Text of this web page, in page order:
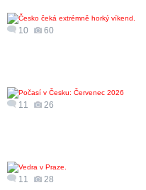
10 60
11 26
11 28